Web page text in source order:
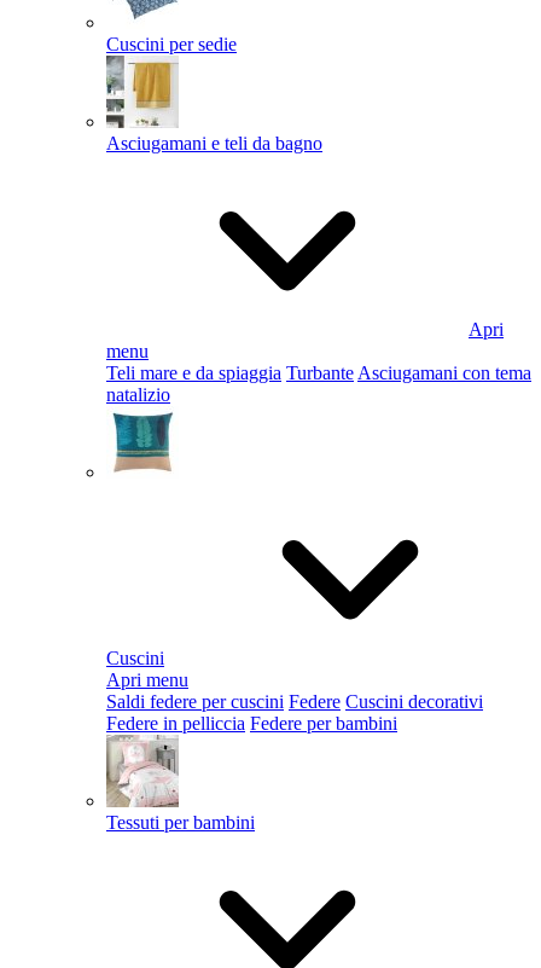
Cuscini per sedie
Asciugamani e teli da bagno
Apri
menu
Teli mare e da spiaggia Turbante Asciugamani con tema
natalizio
Cuscini
Apri menu
Saldi federe per cuscini Federe Cuscini decorativi
Federe in pelliccia Federe per bambini
Tessuti per bambini